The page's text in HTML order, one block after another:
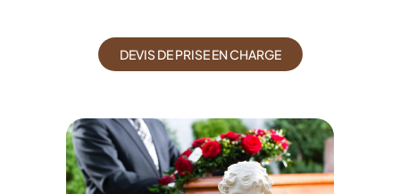
DEVIS DE PRISE EN CHARGE